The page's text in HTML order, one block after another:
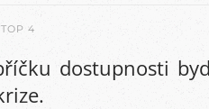
4
dostupnosti